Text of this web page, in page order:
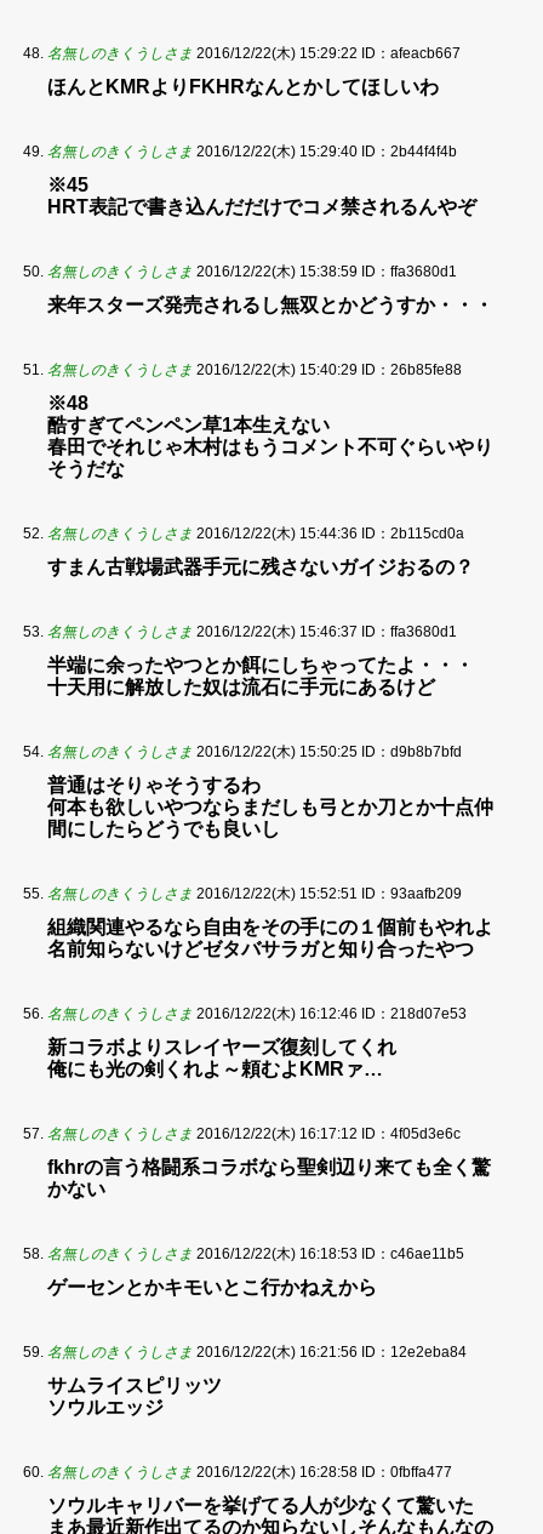
名無しのきくうしさま 2016/12/22(木) 15:29:22 ID：afeacb667
ほんとKMRよりFKHRなんとかしてほしいわ
名無しのきくうしさま 2016/12/22(木) 15:29:40 ID：2b44f4f4b
※45
HRT表記で書き込んだだけでコメ禁されるんやぞ
名無しのきくうしさま 2016/12/22(木) 15:38:59 ID：ffa3680d1
来年スターズ発売されるし無双とかどうすか・・・
名無しのきくうしさま 2016/12/22(木) 15:40:29 ID：26b85fe88
※48
酷すぎてペンペン草1本生えない
春田でそれじゃ木村はもうコメント不可ぐらいやり
そうだな
名無しのきくうしさま 2016/12/22(木) 15:44:36 ID：2b115cd0a
すまん古戦場武器手元に残さないガイジおるの？
名無しのきくうしさま 2016/12/22(木) 15:46:37 ID：ffa3680d1
半端に余ったやつとか餌にしちゃってたよ・・・
十天用に解放した奴は流石に手元にあるけど
名無しのきくうしさま 2016/12/22(木) 15:50:25 ID：d9b8b7bfd
普通はそりゃそうするわ
何本も欲しいやつならまだしも弓とか刀とか十点仲
間にしたらどうでも良いし
名無しのきくうしさま 2016/12/22(木) 15:52:51 ID：93aafb209
組織関連やるなら自由をその手にの１個前もやれよ
名前知らないけどゼタバサラガと知り合ったやつ
名無しのきくうしさま 2016/12/22(木) 16:12:46 ID：218d07e53
新コラボよりスレイヤーズ復刻してくれ
俺にも光の剣くれよ～頼むよKMRァ…
名無しのきくうしさま 2016/12/22(木) 16:17:12 ID：4f05d3e6c
fkhrの言う格闘系コラボなら聖剣辺り来ても全く驚
かない
名無しのきくうしさま 2016/12/22(木) 16:18:53 ID：c46ae11b5
ゲーセンとかキモいとこ行かねえから
名無しのきくうしさま 2016/12/22(木) 16:21:56 ID：12e2eba84
サムライスピリッツ
ソウルエッジ
名無しのきくうしさま 2016/12/22(木) 16:28:58 ID：0fbffa477
ソウルキャリバーを挙げてる人が少なくて驚いた
まあ最近新作出てるのか知らないしそんなもんなの